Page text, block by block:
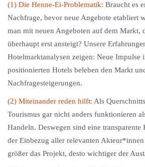
(1) Die Henne-Ei-Problematik: Braucht es
Nachfrage, bevor neue Angebote etabliert
man mit neuen Angeboten auf dem Markt,
überhaupt erst ansteigt? Unsere
Hotelmarktanalysen zeigen: Neue Impulse
positionierten Hotels beleben den Markt
Nachfragesteigerungen.
(2) Miteinander reden hilft: Als
Tourismus gar nicht anders funktionieren
Handeln. Deswegen sind eine
der Einbezug aller relevanten
größer das Projekt, desto wichtiger der